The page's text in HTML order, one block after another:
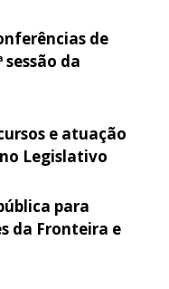
de
sessão da
e atuação
Legislativo
para
da Fronteira e